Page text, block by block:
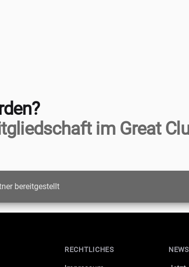
im Great
bereitgestellt
RECHTLICHES